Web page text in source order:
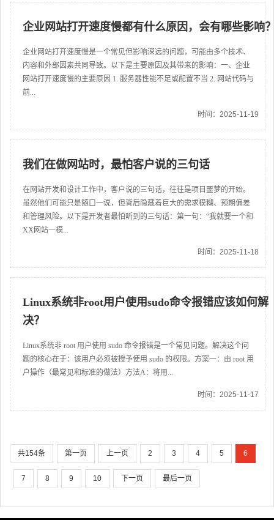
企业网站打开速度慢都有什么原因，会有哪些影响
企业网站打开速度慢是一个常见但影响深远的问题，可能由多个技术、
内容和外部因素共同导致。以下是主要原因及其带来的影响：一、企业
网站打开速度慢的主要原因 1. 服务器性能不足或配置不当 2. 网站代码与
前...
时间：2025-11-19
我们在做网站时，最怕客户说的三句话
在网站开发和设计工作中，客户说的三句话，往往是项目噩梦的开始。
虽然他们可能只是随口一说，但背后隐藏着巨大的需求模糊、预期偏差
和管理风险。以下是开发者最怕听到的三句话：第一句：“我就要一个和
XX网站一模...
时间：2025-11-18
Linux系统非root用户使用sudo命令报错应该如何解
决？
Linux系统非 root 用户使用 sudo 命令报错是一个常见问题。解决这个问
题的核心在于：该用户必须被授予使用 sudo 的权限。方案一：由 root 用
户操作（最常见和标准的做法）方法A：将用...
时间：2025-11-17
共154条 第一页 上一页 2 3 4 5 6
7 8 9 10 下一页 最后一页